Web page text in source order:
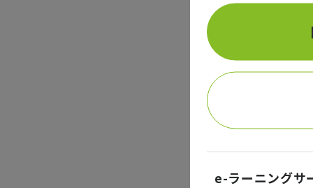
＜無料で
e-ラーニングサ